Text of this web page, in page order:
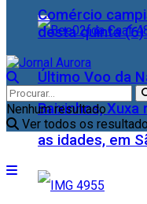
Último Voo da
Baixinhos,
as idades, em
Comércio
desta quinta
Nenhum resultado
Ver todos os